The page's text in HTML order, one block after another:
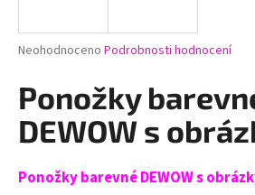
Průměrné
produktu
je
0,0
hvězdiček.
Neohodnoceno Podrobnosti hodnocení
Ponožky
DEWOW s
Ponožky barevné DEWOW s
j
t
?